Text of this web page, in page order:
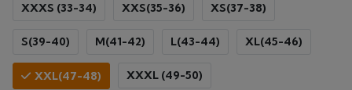
XXXS (33-34) XXS(35-36) XS(37-38)
S(39-40) M(41-42) L(43-44) XL(45-46)
XXL(47-48) XXXL (49-50)